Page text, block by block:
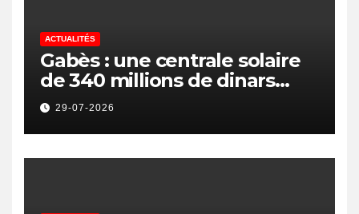
ACTUALITÉS
Gabès : une centrale solaire
de 340 millions de dinars
pour renforcer la transition
énergétique et créer 400
emplois
29-07-2026